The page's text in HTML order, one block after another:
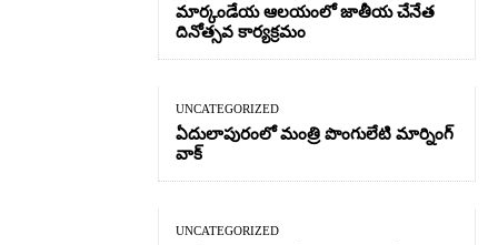
మార్కండేయ ఆలయంలో జాతీయ చేనేత
దినోత్సవ కార్యక్రమం
UNCATEGORIZED
ఏదులాపురంలో మంత్రి పొంగులేటి మార్నింగ్
వాక్
UNCATEGORIZED